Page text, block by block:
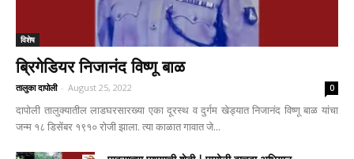
विशेष
ब्रिगेडियर निजानंद विष्णू बाळ
तालुका दापोली - August 25, 2022 0
दापोली तालुक्यातील लाडघरसारख्या एका दूरस्थ व दुर्गम खेड्यात निजानंद विष्णू बाळ यांचा
जन्म १८ डिसेंबर १९१० रोजी झाला. त्या काळात गावात जे...